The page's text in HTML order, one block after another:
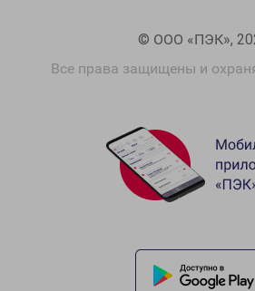
© ООО «ПЭК»,
Все права защищены и